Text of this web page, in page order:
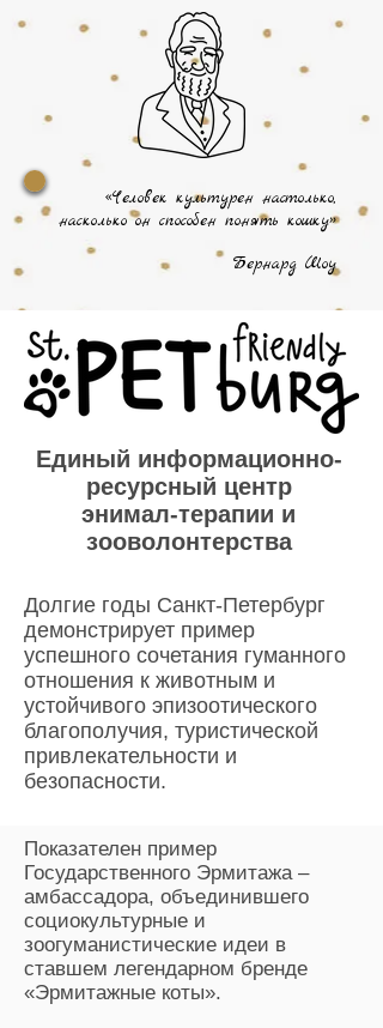
«Человек культурен настолько,
насколько он способен понять кошку»
Бернард Шоу
Единый информационно-
ресурсный центр
энимал-терапии и
зооволонтерства​
Долгие годы Санкт-Петербург
демонстрирует пример
успешного сочетания гуманного
отношения к животным и
устойчивого эпизоотического
благополучия, туристической
привлекательности и
безопасности.
Показателен пример
Государственного Эрмитажа –
амбассадора, объединившего
социокультурные и
зоогуманистические идеи в
ставшем легендарном бренде
«Эрмитажные коты».